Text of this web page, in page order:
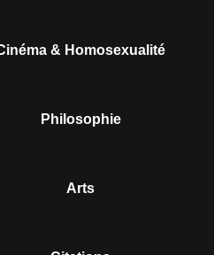
& Homosexualité
Philosophie
Arts